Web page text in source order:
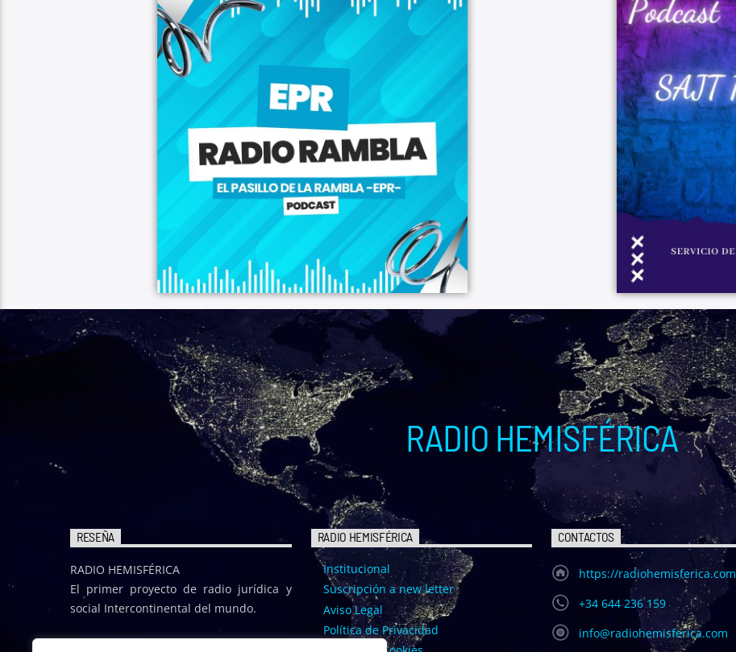
RADIO HEMISFÉRICA
RESEÑA
RADIO HEMISFÉRICA
El primer proyecto de radio jurídica y
social Intercontinental del mundo.
RADIO HEMISFÉRICA
Institucional
Suscripción a new letter
Aviso Legal
Política de Privacidad
CONTACTOS
https://radiohemisferica.com
+34 644 236 159
info@radiohemisferica.com